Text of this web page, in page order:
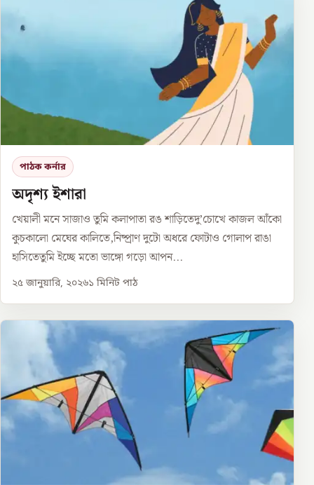
পাঠক কর্নার
অদৃশ্য ইশারা
খেয়ালী মনে সাজাও তুমি কলাপাতা রঙ শাড়িতেদু’চোখে কাজল আঁকো
কুচকালো মেঘের কালিতে,নিষ্প্রাণ দুটো অধরে ফোটাও গোলাপ রাঙা
হাসিতেতুমি ইচ্ছে মতো ভাঙ্গো গড়ো আপন...
২৫ জানুয়ারি, ২০২৬১ মিনিট পাঠ